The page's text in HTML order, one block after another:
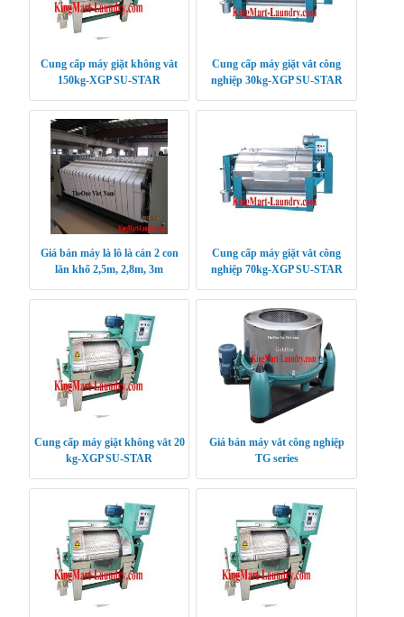
Cung cấp máy giặt không vắt
150kg-XGP SU-STAR
Cung cấp máy giặt vắt công
nghiệp 30kg-XGP SU-STAR
Giá bán máy là lô là cán 2 con
lăn khổ 2,5m, 2,8m, 3m
Cung cấp máy giặt vắt công
nghiệp 70kg-XGP SU-STAR
Cung cấp máy giặt không vắt 20
kg-XGP SU-STAR
Giá bán máy vắt công nghiệp
TG series